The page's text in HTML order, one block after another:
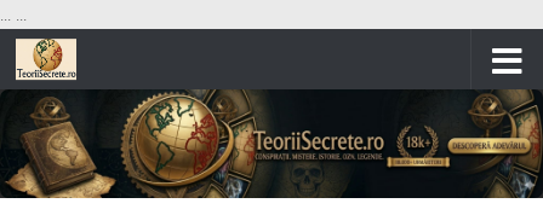
... ...
Skip to content